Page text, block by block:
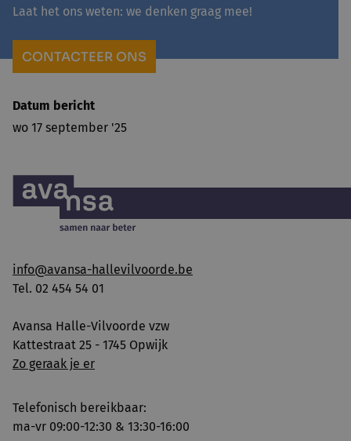
Laat het ons weten: we denken graag mee!
CONTACTEER ONS
Datum bericht
wo 17 september '25
info@avansa-hallevilvoorde.be
Tel. 02 454 54 01
Avansa Halle-Vilvoorde vzw
Kattestraat 25 - 1745 Opwijk
Zo geraak je er
Telefonisch bereikbaar:
ma-vr 09:00-12:30 & 13:30-16:00